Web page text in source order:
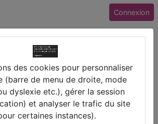
Connexion
des enfants 2026 - Collège Camus
des notes
des cookies pour personnaliser
(barre de menu de droite, mode
dyslexie etc.), gérer la session
et analyser le trafic du site
certaines instances).